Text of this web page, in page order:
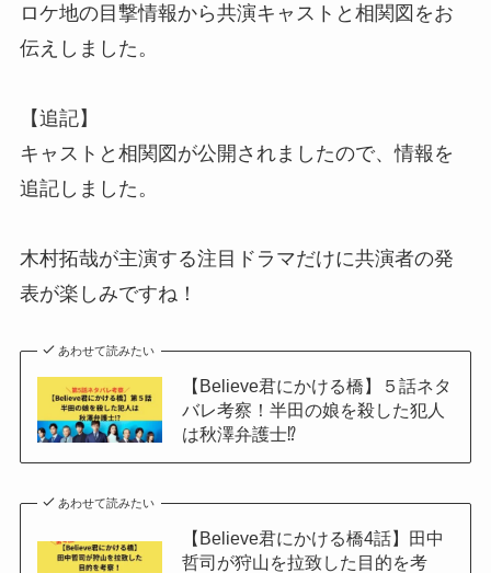
ロケ地の目撃情報から共演キャストと相関図をお
伝えしました。
【追記】
キャストと相関図が公開されましたので、情報を
追記しました。
木村拓哉が主演する注目ドラマだけに共演者の発
表が楽しみですね！
あわせて読みたい
【Believe君にかける橋】５話ネタ
バレ考察！半田の娘を殺した犯人
は秋澤弁護士⁉
あわせて読みたい
【Believe君にかける橋4話】田中
哲司が狩山を拉致した目的を考